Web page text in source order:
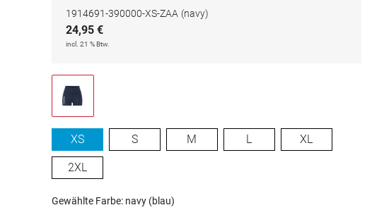
1914691-390000-XS-ZAA (navy)
24,95 €
incl. 21 % Btw.
XS S M L XL
2XL
Gewählte Farbe: navy (blau)